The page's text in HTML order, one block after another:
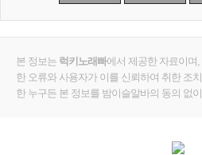
본 정보는 럭키노래빠에서 제공한 자료이며
한 오류와 사용자가 이를 신뢰하여 취한 조
한 누구든 본 정보를 밤이슬알바의 동의 없